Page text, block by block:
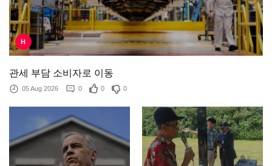
H
관세 부담 소비자로 이동
05 Aug 2026 0 0 0